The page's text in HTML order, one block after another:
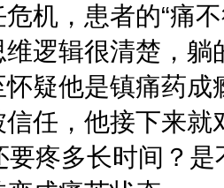
机，患者的“痛
逻辑很清楚，
疑他是镇痛药
任，他接下来
要疼多长时间？